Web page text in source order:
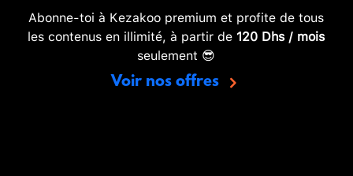
Abonne-toi à Kezakoo premium et profite de tous
les contenus en illimité, à partir de 120 Dhs / mois
seulement 😎
Voir nos offres